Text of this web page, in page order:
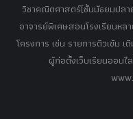
วิชาคณิตศาสตร์(ชั้นมัธยมปลา
อาจารย์พิเศษสอนโรงเรียนห
โครงการ เช่น รายการติวเข้ม
ผู้ก่อตั้งเว็บเรียนออน